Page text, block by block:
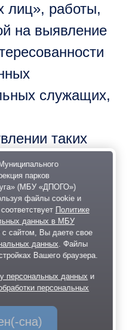
лиц», работы,
на выявление
служащих,
таких
приводит
№ 4295 от 04
ориентированного
мобилизованного»
городского округа
парков
(МБУ «ДПОГО»)
файлы cookie и
Политике
данных в МБУ
сайтом, Вы даете свое
данных. Файлы
Вашего браузера.
персональных данных и
персональных
сна)